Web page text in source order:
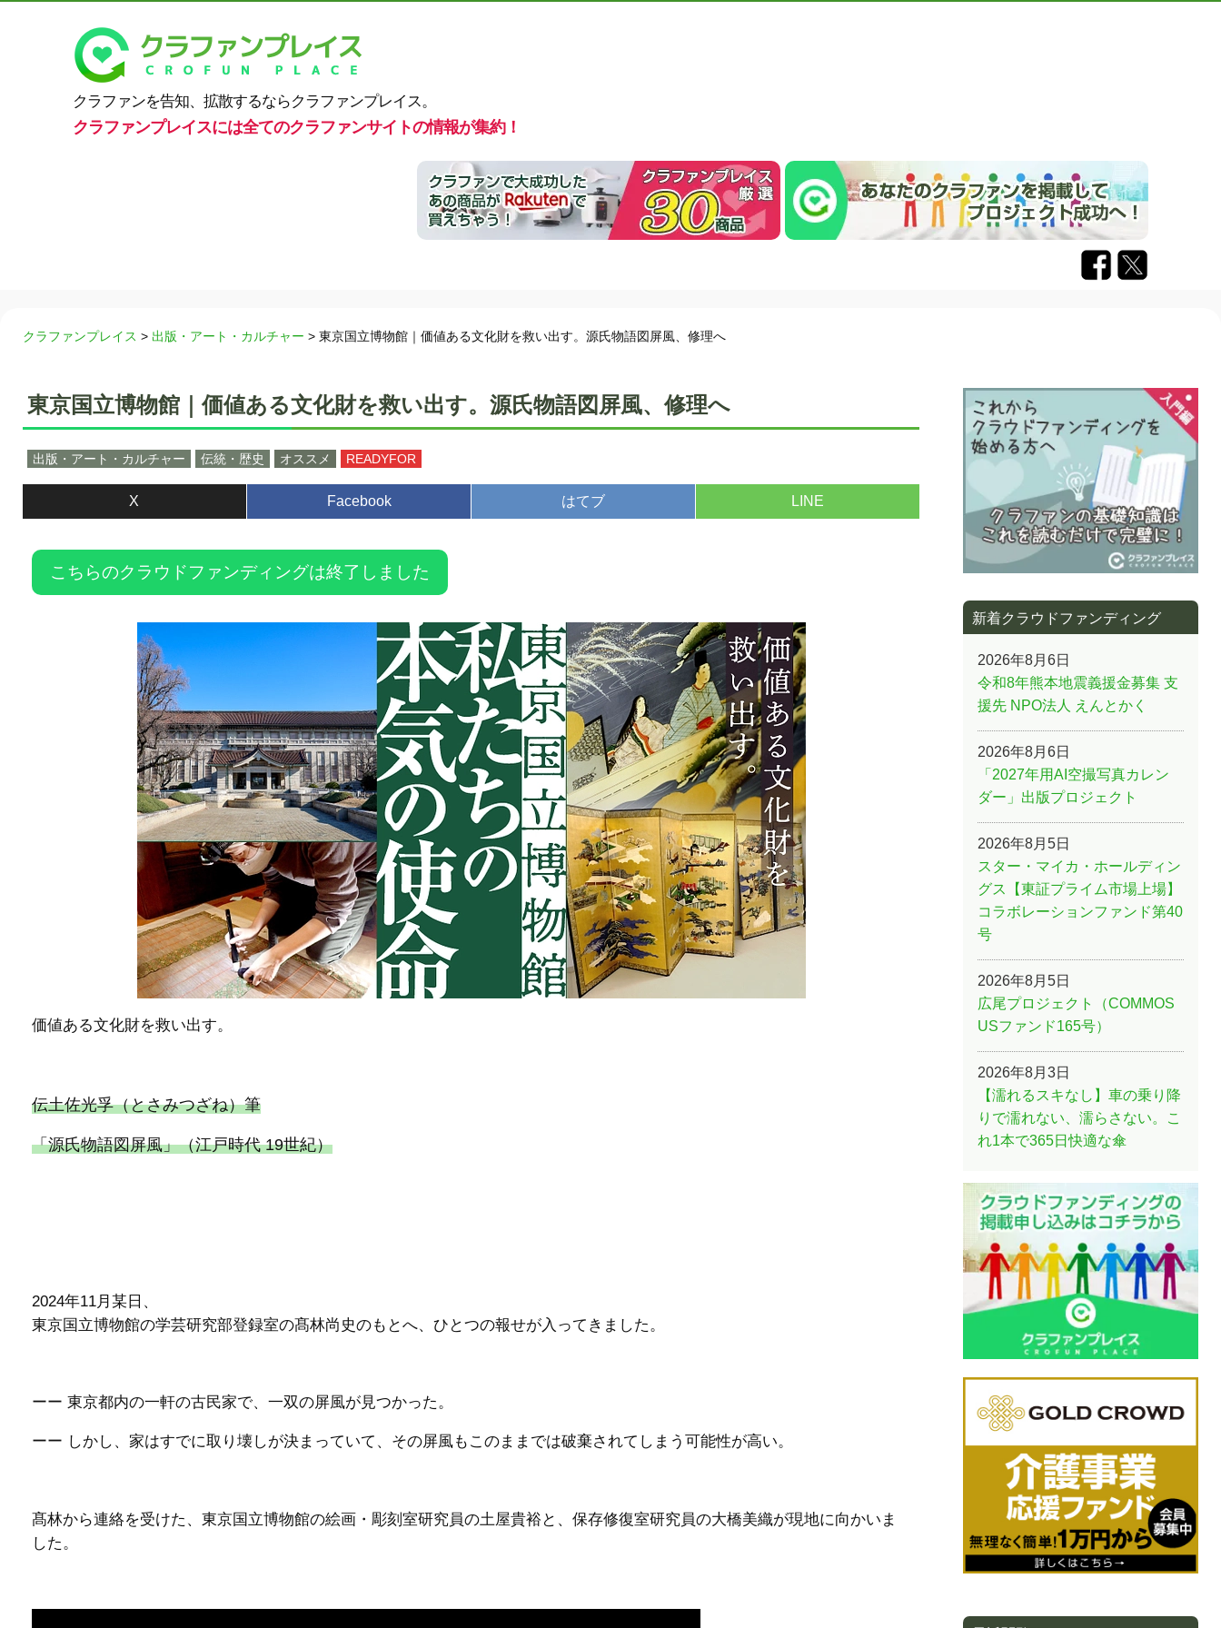
クラファンを告知、拡散するならクラファンプレイス。
クラファンプレイスには全てのクラファンサイトの情報が集約！
クラファンプレイス > 出版・アート・カルチャー > 東京国立博物館｜価値ある文化財を救い出す。源氏物語図屏風、修理へ
東京国立博物館｜価値ある文化財を救い出す。源氏物語図屏風、修理へ
出版・アート・カルチャー 伝統・歴史 オススメ READYFOR
X Facebook はてブ LINE
こちらのクラウドファンディングは終了しました
価値ある文化財を救い出す。
伝土佐光孚（とさみつざね）筆
「源氏物語図屏風」（江戸時代 19世紀）
2024年11月某日、
東京国立博物館の学芸研究部登録室の髙林尚史のもとへ、ひとつの報せが入ってきました。
ーー 東京都内の一軒の古民家で、一双の屏風が見つかった。
ーー しかし、家はすでに取り壊しが決まっていて、その屏風もこのままでは破棄されてしまう可能性が高い。
髙林から連絡を受けた、東京国立博物館の絵画・彫刻室研究員の土屋貴裕と、保存修復室研究員の大橋美織が現地に向かいま
した。
新着クラウドファンディング
2026年8月6日
令和8年熊本地震義援金募集 支
援先 NPO法人 えんとかく
2026年8月6日
「2027年用AI空撮写真カレン
ダー」出版プロジェクト
2026年8月5日
スター・マイカ・ホールディン
グス【東証プライム市場上場】
コラボレーションファンド第40
号
2026年8月5日
広尾プロジェクト（COMMOS
USファンド165号）
2026年8月3日
【濡れるスキなし】車の乗り降
りで濡れない、濡らさない。こ
れ1本で365日快適な傘